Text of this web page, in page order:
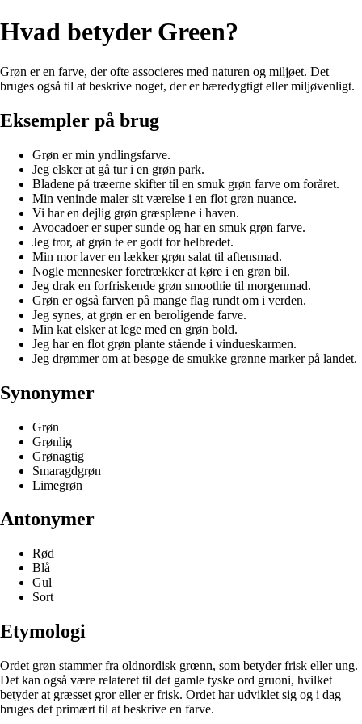
Hvad betyder Green?
Grøn er en farve, der ofte associeres med naturen og miljøet. Det
bruges også til at beskrive noget, der er bæredygtigt eller miljøvenligt.
Eksempler på brug
Grøn er min yndlingsfarve.
Jeg elsker at gå tur i en grøn park.
Bladene på træerne skifter til en smuk grøn farve om foråret.
Min veninde maler sit værelse i en flot grøn nuance.
Vi har en dejlig grøn græsplæne i haven.
Avocadoer er super sunde og har en smuk grøn farve.
Jeg tror, at grøn te er godt for helbredet.
Min mor laver en lækker grøn salat til aftensmad.
Nogle mennesker foretrækker at køre i en grøn bil.
Jeg drak en forfriskende grøn smoothie til morgenmad.
Grøn er også farven på mange flag rundt om i verden.
Jeg synes, at grøn er en beroligende farve.
Min kat elsker at lege med en grøn bold.
Jeg har en flot grøn plante stående i vindueskarmen.
Jeg drømmer om at besøge de smukke grønne marker på landet.
Synonymer
Grøn
Grønlig
Grønagtig
Smaragdgrøn
Limegrøn
Antonymer
Rød
Blå
Gul
Sort
Etymologi
Ordet grøn stammer fra oldnordisk grœnn, som betyder frisk eller ung.
Det kan også være relateret til det gamle tyske ord gruoni, hvilket
betyder at græsset gror eller er frisk. Ordet har udviklet sig og i dag
bruges det primært til at beskrive en farve.